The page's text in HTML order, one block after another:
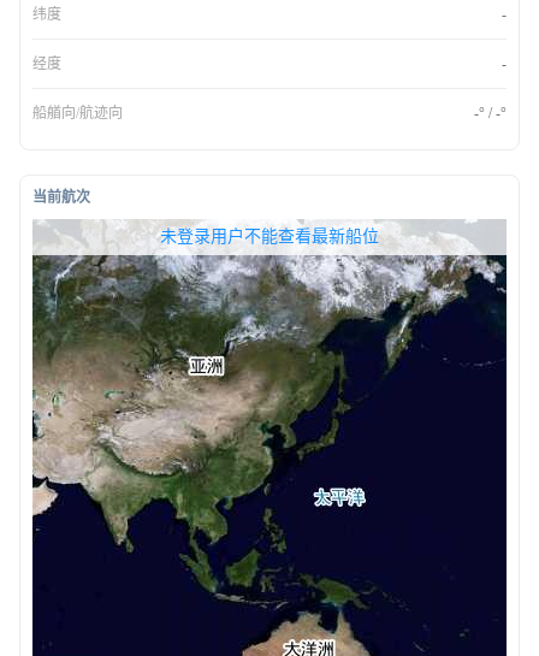
纬度 -
经度 -
船艏向/航迹向 -° / -°
当前航次
未登录用户不能查看最新船位
无权查看最新船位，请联系开通